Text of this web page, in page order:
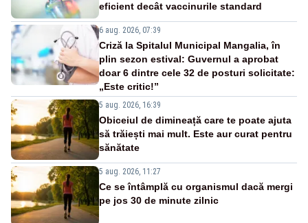
eficient decât vaccinurile standard
6 aug. 2026, 07:39
Criză la Spitalul Municipal Mangalia, în
plin sezon estival: Guvernul a aprobat
doar 6 dintre cele 32 de posturi solicitate:
„Este critic!”
5 aug. 2026, 16:39
Obiceiul de dimineață care te poate ajuta
să trăiești mai mult. Este aur curat pentru
sănătate
5 aug. 2026, 11:27
Ce se întâmplă cu organismul dacă mergi
pe jos 30 de minute zilnic